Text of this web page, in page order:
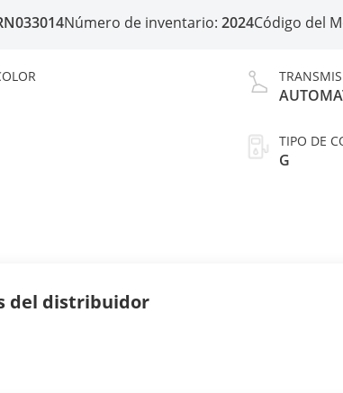
Número de inventario:2024Código del
TIPO DE
G
del distribuidor